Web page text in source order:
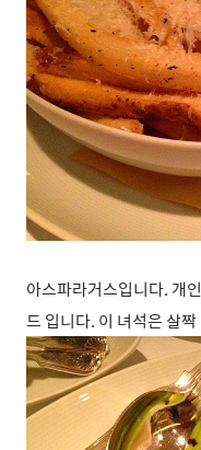
아스파라거스입니다. 개
드 입니다. 이 녀석은 살